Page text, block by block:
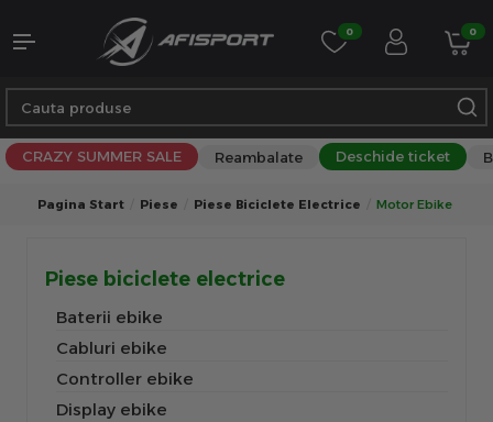
0 0
CRAZY SUMMER SALE Reambalate Deschide ticket
Pagina Start Piese Piese Biciclete Electrice Motor Ebike
Piese biciclete electrice
Baterii ebike
Cabluri ebike
Controller ebike
Display ebike